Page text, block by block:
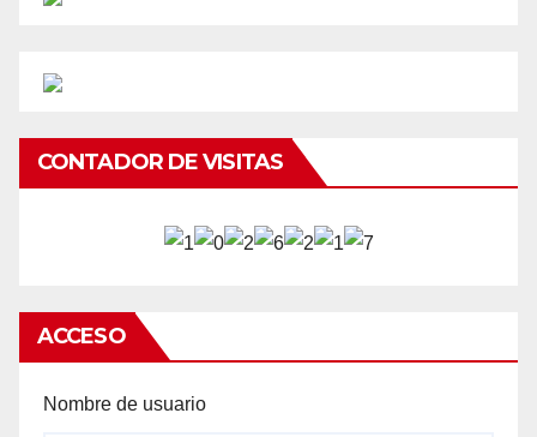
CONTADOR DE VISITAS
ACCESO
Nombre de usuario